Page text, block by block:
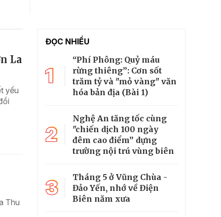
La
yếu
Thu
ĐỌC NHIỀU
1
“Phí Phông: Quỷ máu
rừng thiêng”: Cơn sốt
trăm tỷ và "mỏ vàng" văn
hóa bản địa (Bài 1)
2
Nghệ An tăng tốc cùng
"chiến dịch 100 ngày
đêm cao điểm” dựng
trường nội trú vùng biên
3
Tháng 5 ở Vũng Chùa -
Đảo Yến, nhớ về Điện
Biên năm xưa